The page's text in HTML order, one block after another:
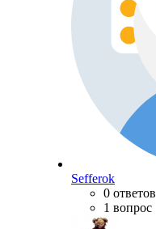
Sefferok
0 ответов
1 вопрос